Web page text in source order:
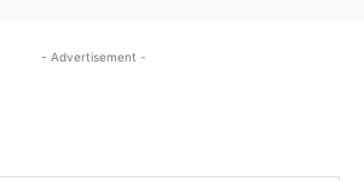
- Advertisement -